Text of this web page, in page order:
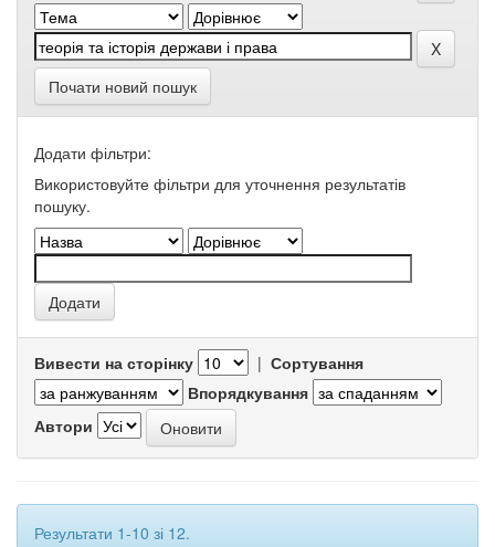
Почати новий пошук
Додати фільтри:
Використовуйте фільтри для уточнення результатів
пошуку.
Вивести на сторінку | Сортування
Впорядкування
Автори
Результати 1-10 зі 12.